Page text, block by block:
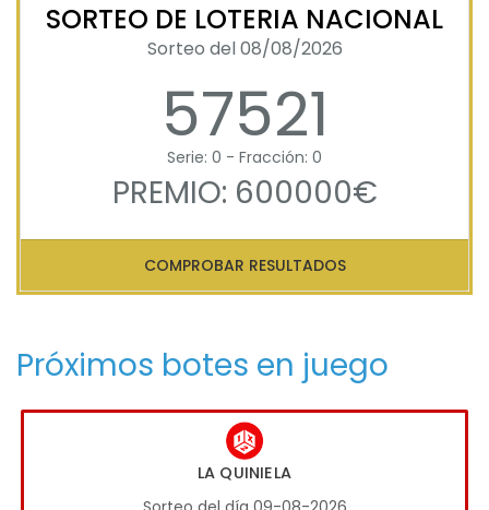
SORTEO DE LOTERIA NACIONAL
Sorteo del 08/08/2026
57521
Serie: 0 - Fracción: 0
PREMIO: 600000€
COMPROBAR RESULTADOS
Próximos botes en juego
LA QUINIELA